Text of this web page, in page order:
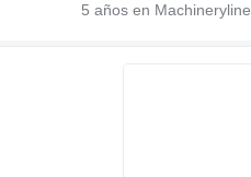
5 años en Machineryline